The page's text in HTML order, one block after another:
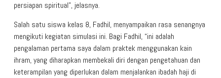
persiapan spiritual”, jelasnya.
Salah satu siswa kelas 8, Fadhil, menyampaikan rasa senangnya
mengikuti kegiatan simulasi ini. Bagi Fadhil, “ini adalah
pengalaman pertama saya dalam praktek menggunakan kain
ihram, yang diharapkan membekali diri dengan pengetahuan dan
keterampilan yang diperlukan dalam menjalankan ibadah haji di